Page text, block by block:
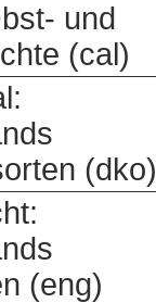
und
(cal)
(dko)
(eng)